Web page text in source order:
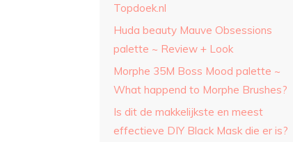
Topdoek.nl
Huda beauty Mauve Obsessions
palette ~ Review + Look
Morphe 35M Boss Mood palette ~
What happend to Morphe Brushes?
Is dit de makkelijkste en meest
effectieve DIY Black Mask die er is?